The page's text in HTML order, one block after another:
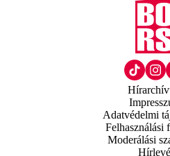
Adatvédelmi
Felhasználási
Moderálási